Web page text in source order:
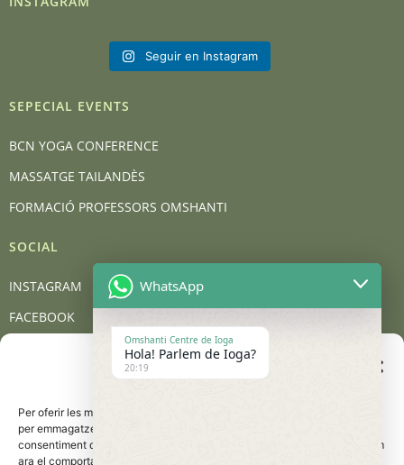
Gestionar el consentiment
de les galetes
Per oferir les millors experiències, utilitzem tecnologies com les galetes
per emmagatzemar i/o accedir a la informació del dispositiu. El
consentiment d'aquestes tecnologies ens permetrà processar dades com
ara el comportament de navegació o les identificacions úniques en
Seguir en Instagram
SEPECIAL EVENTS
BCN YOGA CONFERENCE
MASSATGE TAILANDÈS
FORMACIÓ PROFESSORS OMSHANTI
SOCIAL
INSTAGRAM
FACEBOOK
CONTACT
Carrer de Barcelona, 95, 08401 Granollers
WhatsApp
Omshanti Centre de Ioga
Hola! Parlem de Ioga?
20:19